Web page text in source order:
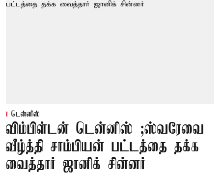
டென்னிஸ்
விம்பிள்டன் டென்னிஸ் ;ஸ்வரேவை
வீழ்த்தி சாம்பியன் பட்டத்தை தக்க
வைத்தார் ஜானிக் சின்னர்